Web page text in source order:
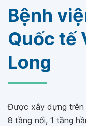
Bệnh
Quốc tế
Long
Được xây dựng trên
8 tầng nổi, 1 tầng